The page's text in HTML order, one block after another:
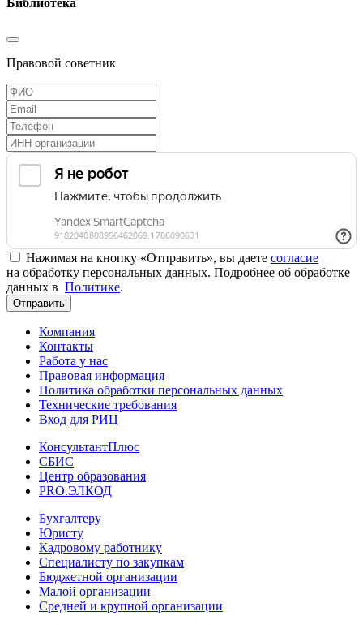
Библиотека
Правовой советник
Нажимая на кнопку «Отправить», вы даете согласие
на обработку персональных данных. Подробнее об обработке
данных в Политике.
Отправить
Компания
Контакты
Работа у нас
Правовая информация
Политика обработки персональных данных
Технические требования
Вход для РИЦ
КонсультантПлюс
СБИС
Центр образования
PRO.ЭЛКОД
Бухгалтеру
Юристу
Кадровому работнику
Специалисту по закупкам
Бюджетной организации
Малой организации
Средней и крупной организации